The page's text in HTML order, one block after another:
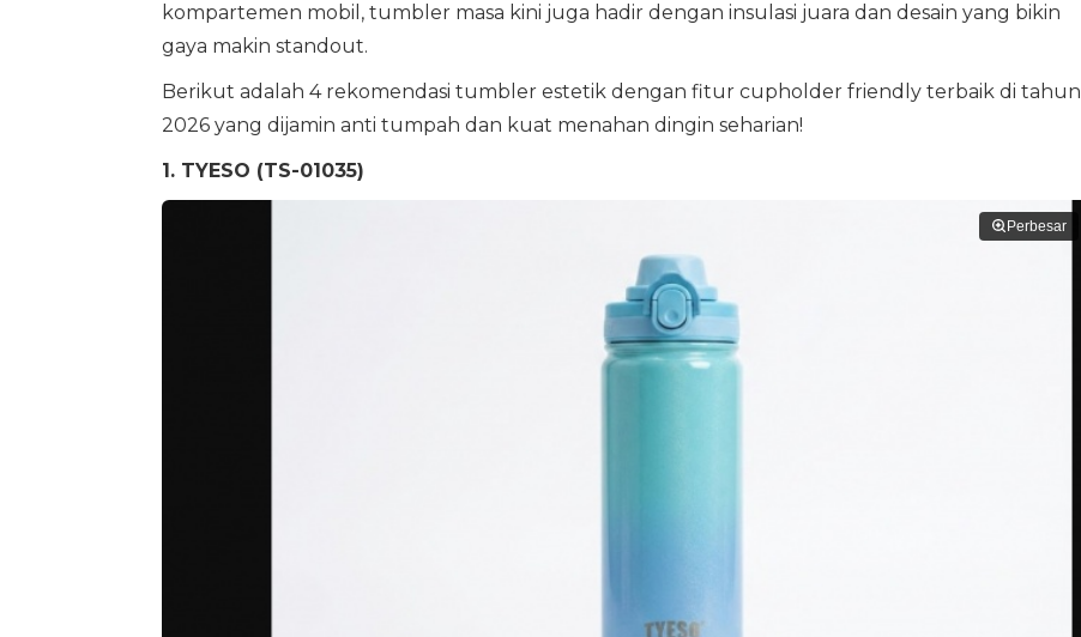
kompartemen mobil, tumbler masa kini juga hadir dengan insulasi juara dan desain yang bikin
gaya makin standout.
Berikut adalah 4 rekomendasi tumbler estetik dengan fitur cupholder friendly terbaik di tahun
2026 yang dijamin anti tumpah dan kuat menahan dingin seharian!
1. TYESO (TS-01035)
Perbesar